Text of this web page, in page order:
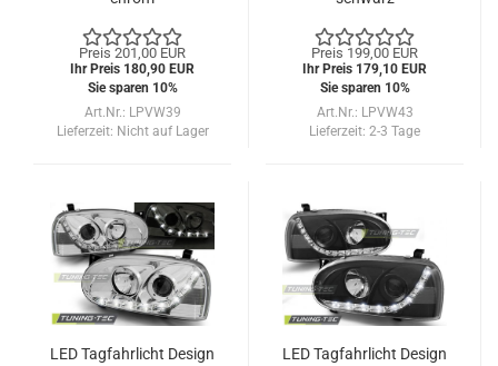
Preis 201,00 EUR
Ihr Preis 180,90 EUR
Sie sparen 10%
Art.Nr.: LPVW39
Lieferzeit: Nicht auf Lager
Preis 199,00 EUR
Ihr Preis 179,10 EUR
Sie sparen 10%
Art.Nr.: LPVW43
Lieferzeit: 2-3 Tage
LED Tagfahrlicht Design
LED Tagfahrlicht Design